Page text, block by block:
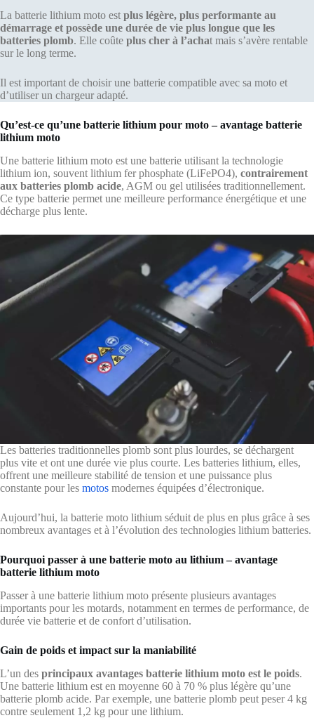
La batterie lithium moto est plus légère, plus performante au
démarrage et possède une durée de vie plus longue que les
batteries plomb. Elle coûte plus cher à l’achat mais s’avère rentable
sur le long terme.
Il est important de choisir une batterie compatible avec sa moto et
d’utiliser un chargeur adapté.
Qu’est-ce qu’une batterie lithium pour moto – avantage batterie
lithium moto
Une batterie lithium moto est une batterie utilisant la technologie
lithium ion, souvent lithium fer phosphate (LiFePO4), contrairement
aux batteries plomb acide, AGM ou gel utilisées traditionnellement.
Ce type batterie permet une meilleure performance énergétique et une
décharge plus lente.
Les batteries traditionnelles plomb sont plus lourdes, se déchargent
plus vite et ont une durée vie plus courte. Les batteries lithium, elles,
offrent une meilleure stabilité de tension et une puissance plus
constante pour les motos modernes équipées d’électronique.
Aujourd’hui, la batterie moto lithium séduit de plus en plus grâce à ses
nombreux avantages et à l’évolution des technologies lithium batteries.
Pourquoi passer à une batterie moto au lithium – avantage
batterie lithium moto
Passer à une batterie lithium moto présente plusieurs avantages
importants pour les motards, notamment en termes de performance, de
durée vie batterie et de confort d’utilisation.
Gain de poids et impact sur la maniabilité
L’un des principaux avantages batterie lithium moto est le poids.
Une batterie lithium est en moyenne 60 à 70 % plus légère qu’une
batterie plomb acide. Par exemple, une batterie plomb peut peser 4 kg
contre seulement 1,2 kg pour une lithium.